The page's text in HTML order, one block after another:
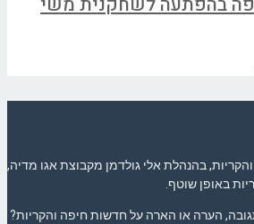
בהנהלת אלי גולדמן מקבוצת אגו מדיה,
באופן שוטף.
הערה או הארה על חדשות חיפה והקריות?